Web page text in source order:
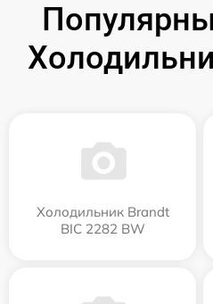
Холодильник Brandt
BIC 2282 BW